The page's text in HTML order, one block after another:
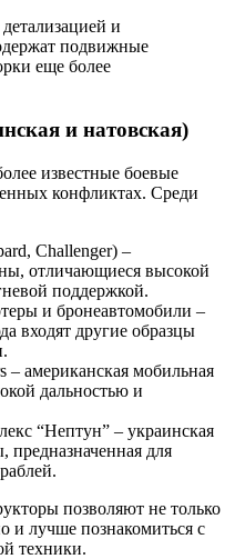
и
подвижные
еще более
и натовская)
известные боевые
конфликтах. Среди
Challenger) –
отличающиеся высокой
поддержкой.
и бронеавтомобили –
входят другие образцы
– американская мобильная
дальностью и
“Нептун” – украинская
предназначенная для
позволяют не только
и лучше познакомиться с
техники.